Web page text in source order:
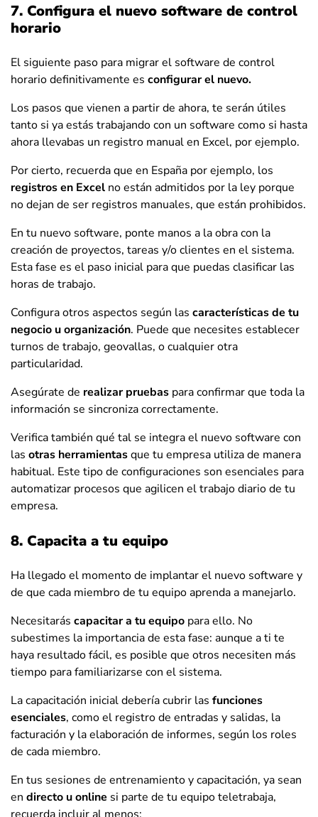
7. Configura el nuevo software de control
horario
El siguiente paso para migrar el software de control
horario definitivamente es configurar el nuevo.
Los pasos que vienen a partir de ahora, te serán útiles
tanto si ya estás trabajando con un software como si hasta
ahora llevabas un registro manual en Excel, por ejemplo.
Por cierto, recuerda que en España por ejemplo, los
registros en Excel no están admitidos por la ley porque
no dejan de ser registros manuales, que están prohibidos.
En tu nuevo software, ponte manos a la obra con la
creación de proyectos, tareas y/o clientes en el sistema.
Esta fase es el paso inicial para que puedas clasificar las
horas de trabajo.
Configura otros aspectos según las características de tu
negocio u organización. Puede que necesites establecer
turnos de trabajo, geovallas, o cualquier otra
particularidad.
Asegúrate de realizar pruebas para confirmar que toda la
información se sincroniza correctamente.
Verifica también qué tal se integra el nuevo software con
las otras herramientasque tu empresa utiliza de manera
habitual. Este tipo de configuraciones son esenciales para
automatizar procesos que agilicen el trabajo diario de tu
empresa.
8. Capacita a tu equipo
Ha llegado el momento de implantar el nuevo software y
de que cada miembro de tu equipo aprenda a manejarlo.
Necesitarás capacitar a tu equipo para ello. No
subestimes la importancia de esta fase: aunque a ti te
haya resultado fácil, es posible que otros necesiten más
tiempo para familiarizarse con el sistema.
La capacitación inicial debería cubrir las funciones
esenciales, como el registro de entradas y salidas, la
facturación y la elaboración de informes, según los roles
de cada miembro.
En tus sesiones de entrenamiento y capacitación, ya sean
en directo u online si parte de tu equipo teletrabaja,